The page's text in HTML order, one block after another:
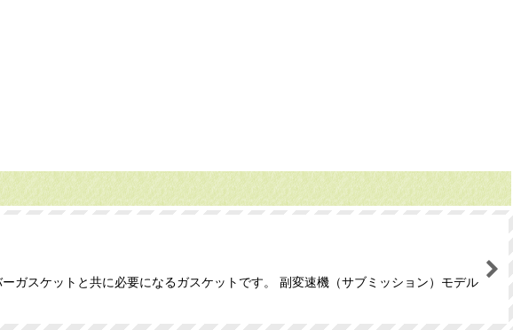
ガスケットと共に必要になるガスケットです。 副変速機（サブミッション）モデル